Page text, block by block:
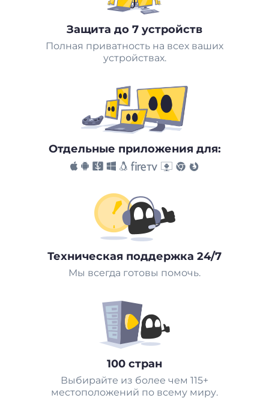
Защита до 7 устройств
Полная приватность на всех ваших
устройствах.
Отдельные приложения для:
Техническая поддержка 24/7
Мы всегда готовы помочь.
100 стран
Выбирайте из более чем 115+
местоположений по всему миру.